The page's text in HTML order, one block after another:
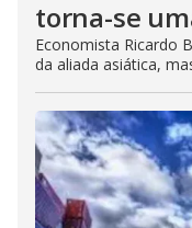
torna-se
Economista Ricardo
da aliada asiática,